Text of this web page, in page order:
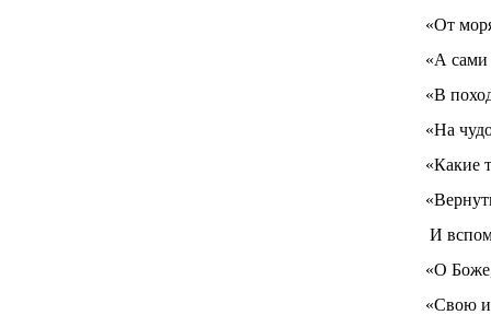
«От
«А сами
«В
«На
«Какие
И
«О
«Свою